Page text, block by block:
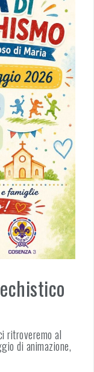
ritroveremo al
di animazione,